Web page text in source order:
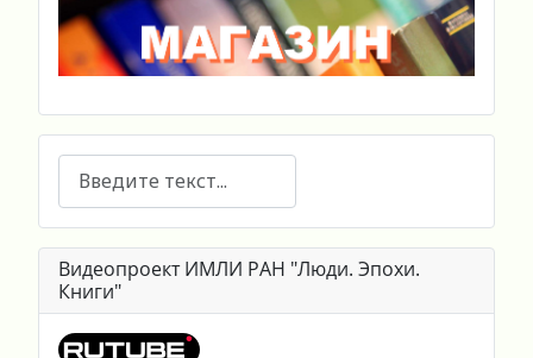
Поиск
Видеопроект ИМЛИ РАН "Люди. Эпохи.
Книги"